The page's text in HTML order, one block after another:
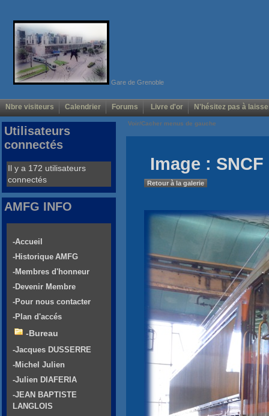
Gare de Grenoble
Nbre visiteurs Calendrier Forums Livre d'or N'hésitez pas à
Voir/Cacher menus de gauche
Image :
Retour à la galerie
Utilisateurs
connectés
Il y a 172 utilisateurs
connectés
AMFG INFO
-Accueil
-Historique AMFG
-Membres d'honneur
-Devenir Membre
-Pour nous contacter
-Plan d'accés
-Bureau
-Jacques DUSSERRE
-Michel Julien
-Julien DIAFERIA
-JEAN BAPTISTE
LANGLOIS